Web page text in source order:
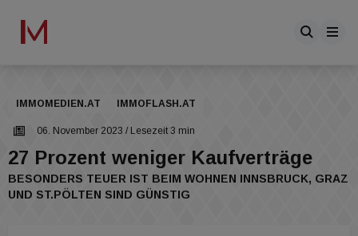
IMMOMEDIEN.AT IMMOFLASH.AT
06. November 2023 / Lesezeit 3 min
27 Prozent weniger Kaufverträge
BESONDERS TEUER IST BEIM WOHNEN INNSBRUCK, GRAZ
UND ST.PÖLTEN SIND GÜNSTIG